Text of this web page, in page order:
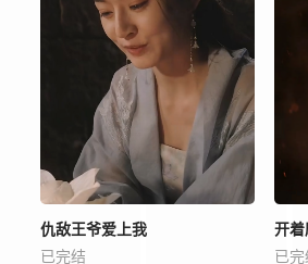
仇敌王爷爱上我
已完结
开着
已完